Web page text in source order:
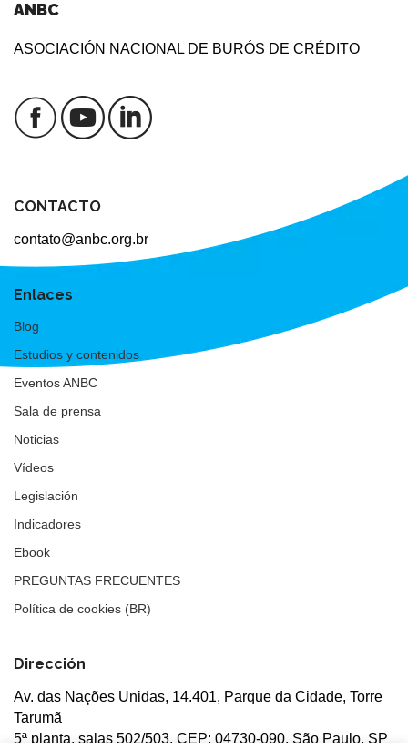
ANBC
ASOCIACIÓN NACIONAL DE BURÓS DE CRÉDITO
CONTACTO
contato@anbc.org.br
Enlaces
Blog
Estudios y contenidos
Eventos ANBC
Sala de prensa
Noticias
Vídeos
Legislación
Indicadores
Ebook
PREGUNTAS FRECUENTES
Política de cookies (BR)
Dirección
Av. das Nações Unidas, 14.401, Parque da Cidade, Torre
Tarumã
5ª planta, salas 502/503, CEP: 04730-090, São Paulo, SP